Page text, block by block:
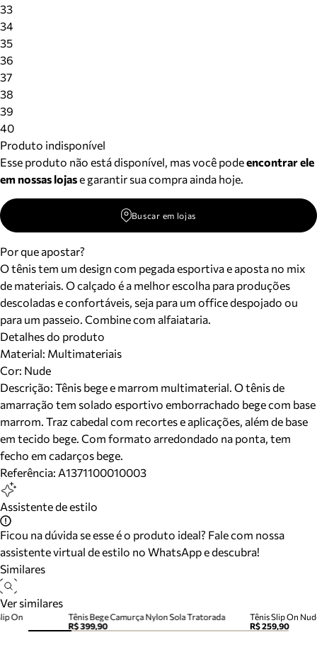
33
34
35
36
37
38
39
40
Produto indisponível
Esse produto não está disponível, mas você podeencontrar ele
em nossas lojase garantir sua compra ainda hoje.
Buscar em lojas
Por que apostar?
O tênis tem um design com pegada esportiva e aposta no mix
de materiais. O calçado é a melhor escolha para produções
descoladas e confortáveis, seja para um office despojado ou
para um passeio. Combine com alfaiataria.
Detalhes do produto
Material: Multimateriais
Cor: Nude
Descrição: Tênis bege e marrom multimaterial. O tênis de
amarração tem solado esportivo emborrachado bege com base
marrom. Traz cabedal com recortes e aplicações, além de base
em tecido bege. Com formato arredondado na ponta, tem
fecho em cadarços bege.
Referência: A1371100010003
Assistente de estilo
Ficou na dúvida se esse é o produto ideal? Fale com nossa
assistente virtual de estilo no WhatsApp e descubra!
Similares
Ver similares
Tênis Bege Camurça Nylon Sola Tratorada
R$ 399,90
Tênis Slip On
R$ 259,90
On